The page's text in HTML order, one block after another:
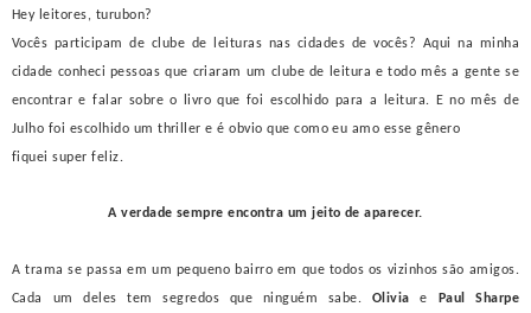
Hey leitores, turubon?
Vocês participam de clube de leituras nas cidades de vocês? Aqui na minha
cidade conheci pessoas que criaram um clube de leitura e todo mês a gente se
encontrar e falar sobre o livro que foi escolhido para a leitura. E no mês de
Julho foi escolhido um thriller e é obvio que como eu amo esse gênero
fiquei super feliz.
A verdade sempre encontra um jeito de aparecer.
A trama se passa em um pequeno bairro em que todos os vizinhos são amigos.
Cada um deles tem segredos que ninguém sabe. Oliviae Paul Sharpe